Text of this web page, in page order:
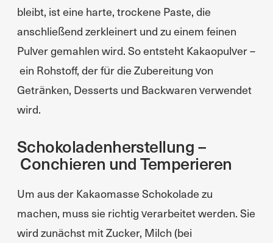
bleibt, ist eine harte, trockene Paste, die
anschließend zerkleinert und zu einem feinen
Pulver gemahlen wird. So entsteht Kakaopulver –
ein Rohstoff, der für die Zubereitung von
Getränken, Desserts und Backwaren verwendet
wird.
Schokoladenherstellung –
Conchieren und Temperieren
Um aus der Kakaomasse Schokolade zu
machen, muss sie richtig verarbeitet werden. Sie
wird zunächst mit Zucker, Milch (bei